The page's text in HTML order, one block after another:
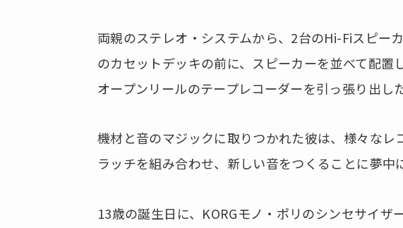
両親のステレオ・システムから、2台のHi-Fiスピー
のカセットデッキの前に、スピーカーを並べて配置
オープンリールのテープレコーダーを引っ張り出し
機材と音のマジックに取りつかれた彼は、様々なレ
ラッチを組み合わせ、新しい音をつくることに夢中
13歳の誕生日に、KORGモノ・ポリのシンセサイザ